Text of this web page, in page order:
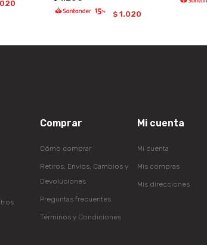
$ 1.020
Comprar
Cómo comprar
Retiros, Envíos, Cambios y
Devoluciones
Preguntas frecuentes
Términos y Condiciones
Mi cuenta
Mi cuenta
Mis compras
Mis direcciones